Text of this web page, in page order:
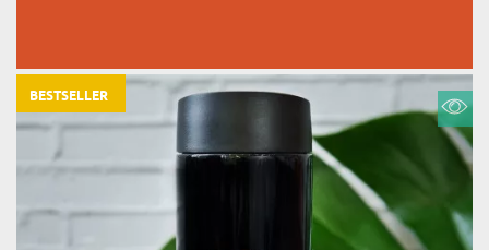
BESTSELLER